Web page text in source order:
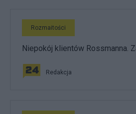
Rozmaitości
Niepokój klientów Rossmanna.
Redakcja